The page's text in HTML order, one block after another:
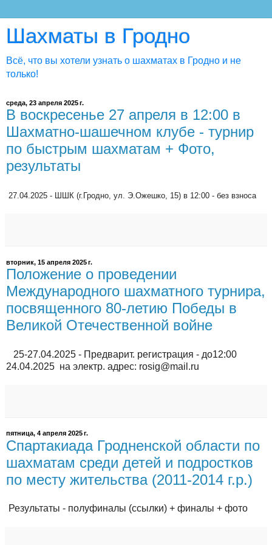
Шахматы в Гродно
Всё, что вы хотели узнать о шахматах в Гродно и не
только!
среда, 23 апреля 2025 г.
В воскресенье 27 апреля в 12:00 в
Шахматно-шашечном клубе - турнир
по быстрым шахматам + Фото,
результаты
27.04.2025 - ШШК (г.Гродно, ул. Э.Ожешко, 15) в 12:00 - без взноса
вторник, 15 апреля 2025 г.
Положение о проведении
Международного шахматного турнира,
посвященного 80-летию Победы в
Великой Отечественной войне
25-27.04.2025 - Предварит. регистрация - до12:00
24.04.2025 на электр. адрес: rosig@mail.ru
пятница, 4 апреля 2025 г.
Спартакиада Гродненской области по
шахматам среди детей и подростков
по месту жительства (2011-2014 г.р.)
Результаты - полуфиналы (ссылки) + финалы + фото